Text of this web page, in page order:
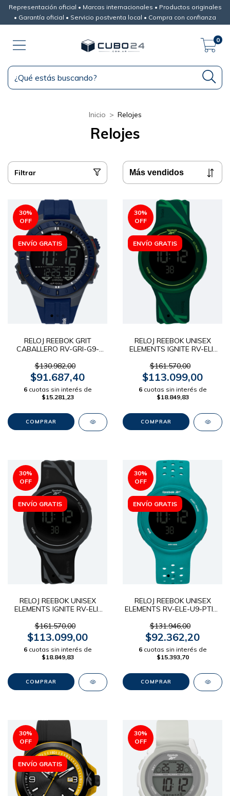
Representación oficial • Marcas internacionales • Productos originales
• Garantía oficial • Servicio postventa local • Compra con confianza
0
Inicio > Relojes
Relojes
Filtrar
30%
OFF
ENVÍO GRATIS
RELOJ REEBOK GRIT
CABALLERO RV-GRI-G9-
$130.982,00
$91.687,40
6 cuotas sin interés de
$15.281,23
30%
OFF
ENVÍO GRATIS
RELOJ REEBOK UNISEX
ELEMENTS IGNITE RV-ELI-
$161.570,00
$113.099,00
6 cuotas sin interés de
$18.849,83
30%
OFF
ENVÍO GRATIS
RELOJ REEBOK UNISEX
ELEMENTS IGNITE RV-ELI-
$161.570,00
$113.099,00
6 cuotas sin interés de
$18.849,83
30%
OFF
ENVÍO GRATIS
RELOJ REEBOK UNISEX
ELEMENTS RV-ELE-U9-PTIT-
$131.946,00
$92.362,20
6 cuotas sin interés de
$15.393,70
30%
OFF
ENVÍO GRATIS
30%
OFF